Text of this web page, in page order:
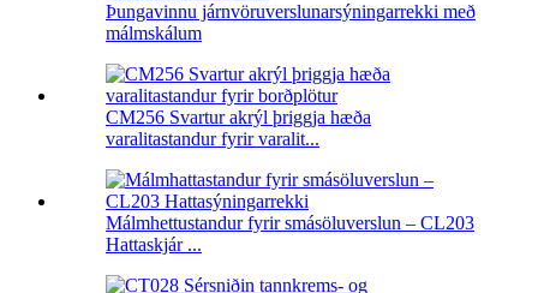
Þungavinnu járnvöruverslunarsýningarrekki með
málmskálum
CM256 Svartur akrýl þriggja hæða
varalitastandur fyrir varalit...
Málmhettustandur fyrir smásöluverslun – CL203
Hattaskjár ...